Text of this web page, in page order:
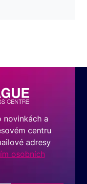
novinkách a
centru
adresy
osobních